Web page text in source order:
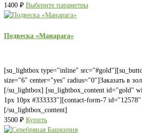
1400 ₽ Выберите параметры
Подвеска «Манарага»
[su_lightbox type="inline"
size="6" center="yes" radius="0"]Заказать в
[/su_lightbox] [su_lightbox_content id="gold"
1px 10px #333333"][contact-form-7
[/su_lightbox_content]
3500 ₽ Купить